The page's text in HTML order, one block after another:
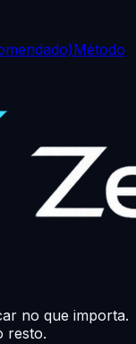
Método
no que importa.
resto.